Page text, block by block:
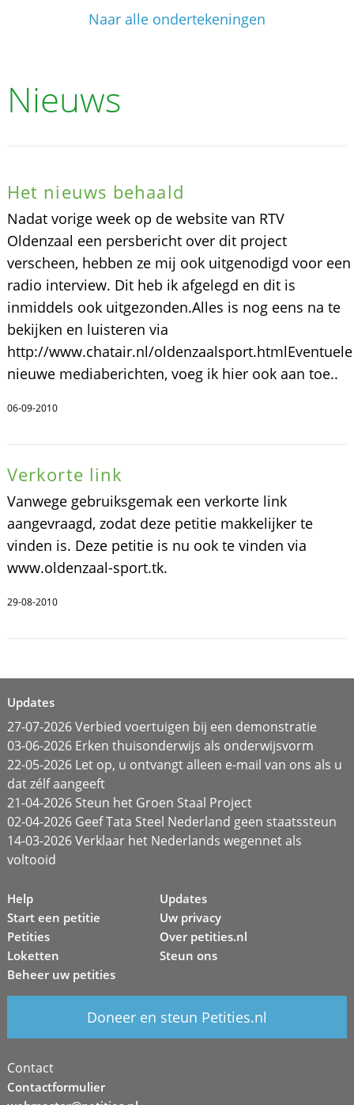
Naar alle ondertekeningen
Nieuws
Het nieuws behaald
Nadat vorige week op de website van RTV
Oldenzaal een persbericht over dit project
verscheen, hebben ze mij ook uitgenodigd voor een
radio interview. Dit heb ik afgelegd en dit is
inmiddels ook uitgezonden.Alles is nog eens na te
bekijken en luisteren via
http://www.chatair.nl/oldenzaalsport.htmlEventuele
nieuwe mediaberichten, voeg ik hier ook aan toe..
06-09-2010
Verkorte link
Vanwege gebruiksgemak een verkorte link
aangevraagd, zodat deze petitie makkelijker te
vinden is. Deze petitie is nu ook te vinden via
www.oldenzaal-sport.tk.
29-08-2010
Updates
27-07-2026 Verbied voertuigen bij een demonstratie
03-06-2026 Erken thuisonderwijs als onderwijsvorm
22-05-2026 Let op, u ontvangt alleen e-mail van ons als u
dat zélf aangeeft
21-04-2026 Steun het Groen Staal Project
02-04-2026 Geef Tata Steel Nederland geen staatssteun
14-03-2026 Verklaar het Nederlands wegennet als
voltooid
Help
Start een petitie
Petities
Loketten
Beheer uw petities
Updates
Uw privacy
Over petities.nl
Steun ons
Doneer en steun Petities.nl
Contact
Contactformulier